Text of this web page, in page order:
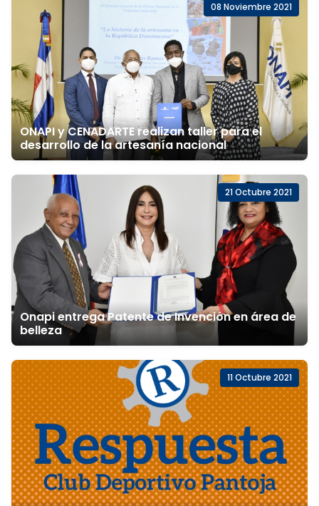
08 Noviembre 2021
ONAPI y CENADARTE realizan taller para el
desarrollo de la artesanía nacional
21 Octubre 2021
Onapi entrega Patente de Invención en área de
belleza
11 Octubre 2021